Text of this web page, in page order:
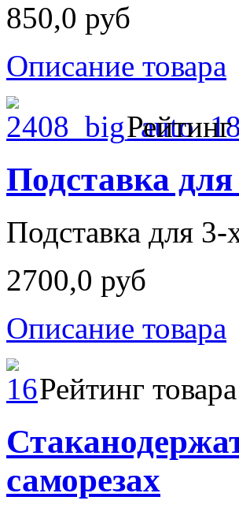
850,0 руб
Описание товара
Рейтинг
Подставка
Подставка для
2700,0 руб
Описание товара
Рейтинг
саморезах